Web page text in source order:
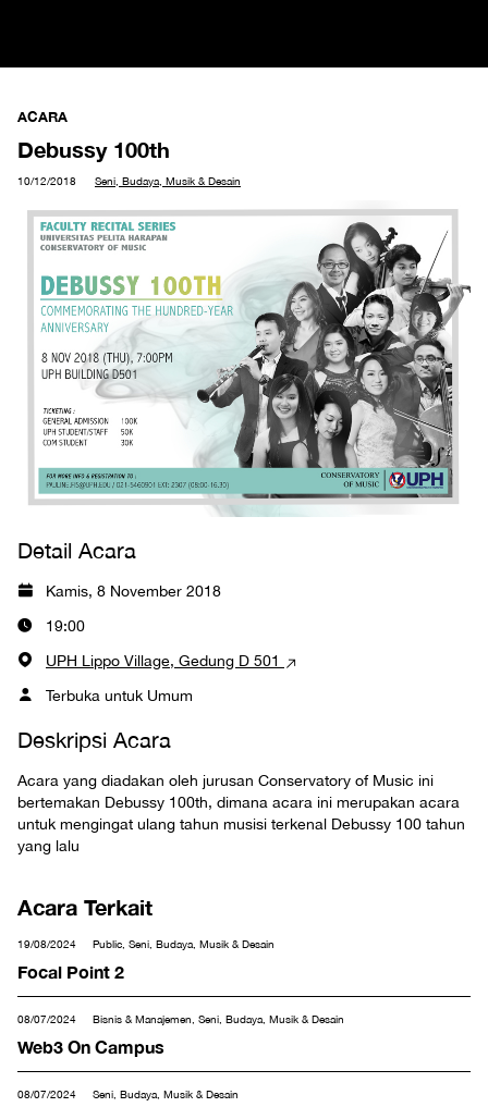
ACARA
Debussy 100th
10/12/2018 Seni, Budaya, Musik & Desain
Detail Acara
Kamis, 8 November 2018
19:00
UPH Lippo Village, Gedung D 501
Terbuka untuk Umum
Deskripsi Acara
Acara yang diadakan oleh jurusan Conservatory of Music ini
bertemakan Debussy 100th, dimana acara ini merupakan acara
untuk mengingat ulang tahun musisi terkenal Debussy 100 tahun
yang lalu
Acara Terkait
19/08/2024 Public, Seni, Budaya, Musik & Desain
Focal Point 2
08/07/2024 Bisnis & Manajemen, Seni, Budaya, Musik & Desain
Web3 On Campus
08/07/2024 Seni, Budaya, Musik & Desain